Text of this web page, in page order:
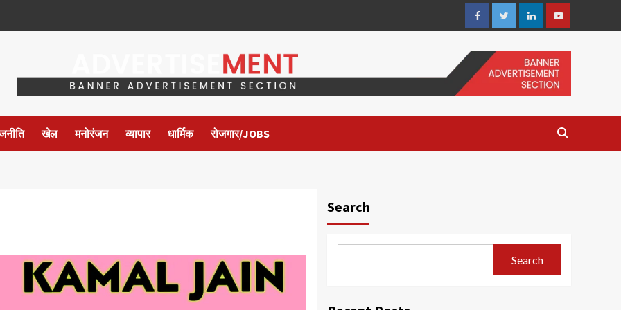
FacebookTwitterLinkedinYoutube
खेल मनोरंजन व्यापार धार्मिक रोजगार/JOBS
Search
Search